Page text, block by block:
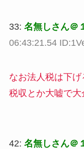
33: 名無しさん＠
06:43:21.54
なお法人税は下げ
税収とか大嘘で大
42: 名無しさん＠